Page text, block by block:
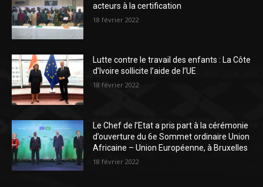
acteurs à la certification
18 février 2022
Lutte contre le travail des enfants : La Côte
d’Ivoire sollicite l’aide de l’UE
18 février 2022
Le Chef de l’Etat a pris part à la cérémonie
d’ouverture du 6e Sommet ordinaire Union
Africaine – Union Européenne, à Bruxelles
18 février 2022